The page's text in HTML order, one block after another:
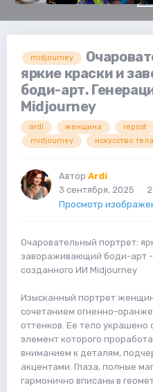
midjourney
яркие краски и
боди-арт.
Midjourney
ardi женщина repost
midjourney
искусство тела
Автор Ardi
3 сентября, 2025
Просмотр
Очаровательный портрет:
завораживающий боди-арт
созданного ИИ Midjourney
Изысканный портрет
сочетанием огненно-
оттенков. Ее тело
элемент которого
вниманием к деталям,
акцентами. Глаза, полные
гармонично вписаны в